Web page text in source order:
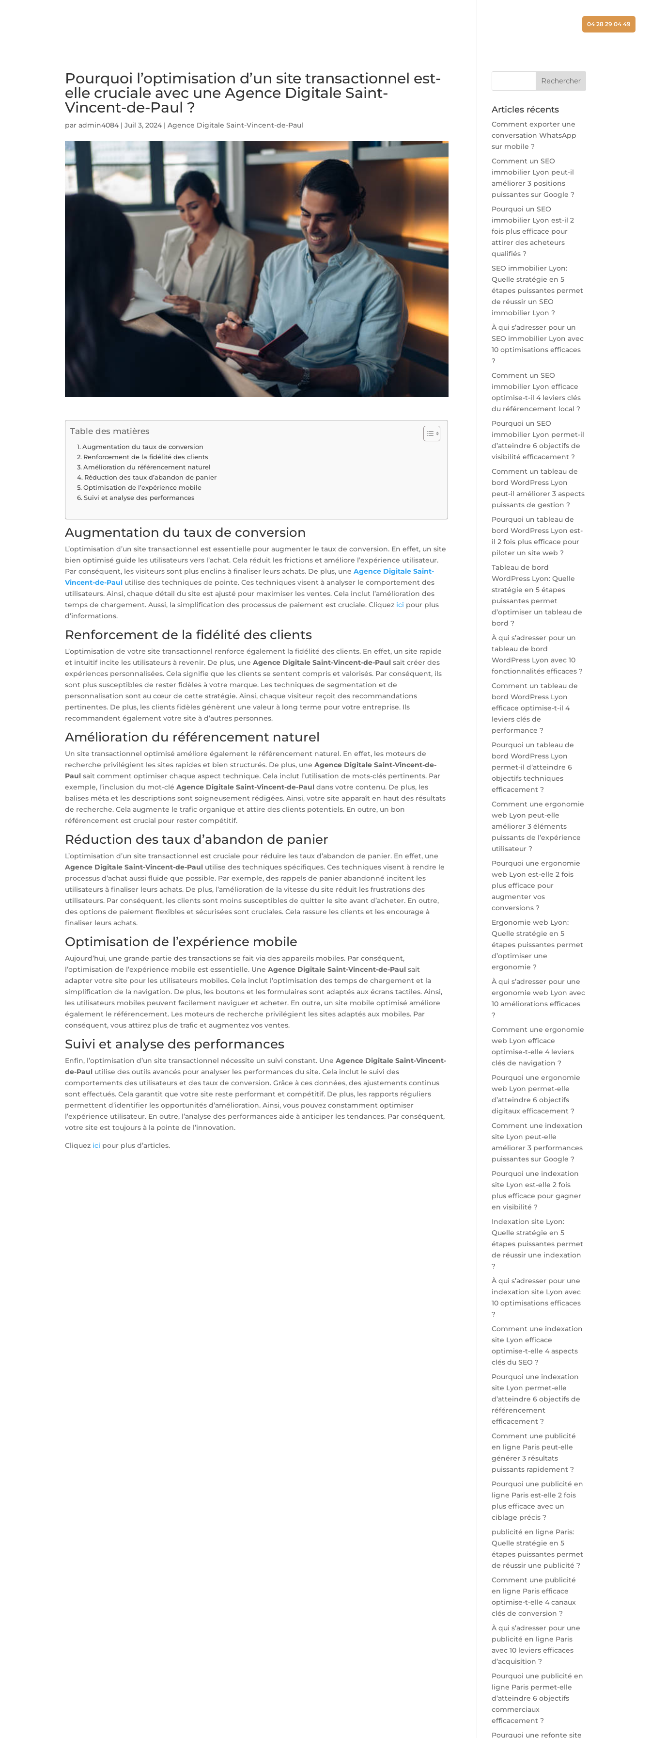
04 28 29 04 49
Pourquoi l’optimisation d’un site transactionnel est-
elle cruciale avec une Agence Digitale Saint-
Vincent-de-Paul ?
paradmin4084 |Juil 3, 2024 |Agence Digitale Saint-Vincent-de-Paul
Table des matières
Augmentation du taux de conversion
Renforcement de la fidélité des clients
Amélioration du référencement naturel
Réduction des taux d’abandon de panier
Optimisation de l’expérience mobile
Suivi et analyse des performances
Augmentation du taux de conversion
L’optimisation d’un site transactionnel est essentielle pour augmenter le taux de conversion. En effet, un site
bien optimisé guide les utilisateurs vers l’achat. Cela réduit les frictions et améliore l’expérience utilisateur.
Par conséquent, les visiteurs sont plus enclins à finaliser leurs achats. De plus, uneAgence Digitale Saint-
Vincent-de-Paul utilise des techniques de pointe. Ces techniques visent à analyser le comportement des
utilisateurs. Ainsi, chaque détail du site est ajusté pour maximiser les ventes. Cela inclut l’amélioration des
temps de chargement. Aussi, la simplification des processus de paiement est cruciale. Cliquez ici pour plus
d’informations.
Renforcement de la fidélité des clients
L’optimisation de votre site transactionnel renforce également la fidélité des clients. En effet, un site rapide
et intuitif incite les utilisateurs à revenir. De plus, uneAgence Digitale Saint-Vincent-de-Paul sait créer des
expériences personnalisées. Cela signifie que les clients se sentent compris et valorisés. Par conséquent, ils
sont plus susceptibles de rester fidèles à votre marque. Les techniques de segmentation et de
personnalisation sont au cœur de cette stratégie. Ainsi, chaque visiteur reçoit des recommandations
pertinentes. De plus, les clients fidèles génèrent une valeur à long terme pour votre entreprise. Ils
recommandent également votre site à d’autres personnes.
Amélioration du référencement naturel
Un site transactionnel optimisé améliore également le référencement naturel. En effet, les moteurs de
recherche privilégient les sites rapides et bien structurés. De plus, uneAgence Digitale Saint-Vincent-de-
Paul sait comment optimiser chaque aspect technique. Cela inclut l’utilisation de mots-clés pertinents. Par
exemple, l’inclusion du mot-cléAgence Digitale Saint-Vincent-de-Paul dans votre contenu. De plus, les
balises méta et les descriptions sont soigneusement rédigées. Ainsi, votre site apparaît en haut des résultats
de recherche. Cela augmente le trafic organique et attire des clients potentiels. En outre, un bon
référencement est crucial pour rester compétitif.
Réduction des taux d’abandon de panier
L’optimisation d’un site transactionnel est cruciale pour réduire les taux d’abandon de panier. En effet, une
Agence Digitale Saint-Vincent-de-Paul utilise des techniques spécifiques. Ces techniques visent à rendre le
processus d’achat aussi fluide que possible. Par exemple, des rappels de panier abandonné incitent les
utilisateurs à finaliser leurs achats. De plus, l’amélioration de la vitesse du site réduit les frustrations des
utilisateurs. Par conséquent, les clients sont moins susceptibles de quitter le site avant d’acheter. En outre,
des options de paiement flexibles et sécurisées sont cruciales. Cela rassure les clients et les encourage à
finaliser leurs achats.
Optimisation de l’expérience mobile
Aujourd’hui, une grande partie des transactions se fait via des appareils mobiles. Par conséquent,
l’optimisation de l’expérience mobile est essentielle. UneAgence Digitale Saint-Vincent-de-Paul sait
adapter votre site pour les utilisateurs mobiles. Cela inclut l’optimisation des temps de chargement et la
simplification de la navigation. De plus, les boutons et les formulaires sont adaptés aux écrans tactiles. Ainsi,
les utilisateurs mobiles peuvent facilement naviguer et acheter. En outre, un site mobile optimisé améliore
également le référencement. Les moteurs de recherche privilégient les sites adaptés aux mobiles. Par
conséquent, vous attirez plus de trafic et augmentez vos ventes.
Suivi et analyse des performances
Enfin, l’optimisation d’un site transactionnel nécessite un suivi constant. UneAgence Digitale Saint-Vincent-
de-Paul utilise des outils avancés pour analyser les performances du site. Cela inclut le suivi des
comportements des utilisateurs et des taux de conversion. Grâce à ces données, des ajustements continus
sont effectués. Cela garantit que votre site reste performant et compétitif. De plus, les rapports réguliers
permettent d’identifier les opportunités d’amélioration. Ainsi, vous pouvez constamment optimiser
l’expérience utilisateur. En outre, l’analyse des performances aide à anticiper les tendances. Par conséquent,
votre site est toujours à la pointe de l’innovation.
Cliquez ici pour plus d’articles.
Articles récents
Comment exporter une
conversation WhatsApp
sur mobile ?
Comment un SEO
immobilier Lyon peut-il
améliorer 3 positions
puissantes sur Google ?
Pourquoi un SEO
immobilier Lyon est-il 2
fois plus efficace pour
attirer des acheteurs
qualifiés ?
SEO immobilier Lyon:
Quelle stratégie en 5
étapes puissantes permet
de réussir un SEO
immobilier Lyon ?
À qui s’adresser pour un
SEO immobilier Lyon avec
10 optimisations efficaces
?
Comment un SEO
immobilier Lyon efficace
optimise-t-il 4 leviers clés
du référencement local ?
Pourquoi un SEO
immobilier Lyon permet-il
d’atteindre 6 objectifs de
visibilité efficacement ?
Comment un tableau de
bord WordPress Lyon
peut-il améliorer 3 aspects
puissants de gestion ?
Pourquoi un tableau de
bord WordPress Lyon est-
il 2 fois plus efficace pour
piloter un site web ?
Tableau de bord
WordPress Lyon: Quelle
stratégie en 5 étapes
puissantes permet
d’optimiser un tableau de
bord ?
À qui s’adresser pour un
tableau de bord
WordPress Lyon avec 10
fonctionnalités efficaces ?
Comment un tableau de
bord WordPress Lyon
efficace optimise-t-il 4
leviers clés de
performance ?
Pourquoi un tableau de
bord WordPress Lyon
permet-il d’atteindre 6
objectifs techniques
efficacement ?
Comment une ergonomie
web Lyon peut-elle
améliorer 3 éléments
puissants de l’expérience
utilisateur ?
Pourquoi une ergonomie
web Lyon est-elle 2 fois
plus efficace pour
augmenter vos
conversions ?
Ergonomie web Lyon:
Quelle stratégie en 5
étapes puissantes permet
d’optimiser une
ergonomie ?
À qui s’adresser pour une
ergonomie web Lyon avec
10 améliorations efficaces
?
Comment une ergonomie
web Lyon efficace
optimise-t-elle 4 leviers
clés de navigation ?
Pourquoi une ergonomie
web Lyon permet-elle
d’atteindre 6 objectifs
digitaux efficacement ?
Comment une indexation
site Lyon peut-elle
améliorer 3 performances
puissantes sur Google ?
Pourquoi une indexation
site Lyon est-elle 2 fois
plus efficace pour gagner
en visibilité ?
Indexation site Lyon:
Quelle stratégie en 5
étapes puissantes permet
de réussir une indexation
?
À qui s’adresser pour une
indexation site Lyon avec
10 optimisations efficaces
?
Comment une indexation
site Lyon efficace
optimise-t-elle 4 aspects
clés du SEO ?
Pourquoi une indexation
site Lyon permet-elle
d’atteindre 6 objectifs de
référencement
efficacement ?
Comment une publicité
en ligne Paris peut-elle
générer 3 résultats
puissants rapidement ?
Pourquoi une publicité en
ligne Paris est-elle 2 fois
plus efficace avec un
ciblage précis ?
publicité en ligne Paris:
Quelle stratégie en 5
étapes puissantes permet
de réussir une publicité ?
Comment une publicité
en ligne Paris efficace
optimise-t-elle 4 canaux
clés de conversion ?
À qui s’adresser pour une
publicité en ligne Paris
avec 10 leviers efficaces
d’acquisition ?
Pourquoi une publicité en
ligne Paris permet-elle
d’atteindre 6 objectifs
commerciaux
efficacement ?
Pourquoi une refonte site